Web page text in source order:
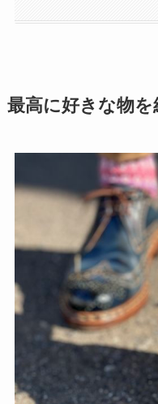
最高に好きな物を